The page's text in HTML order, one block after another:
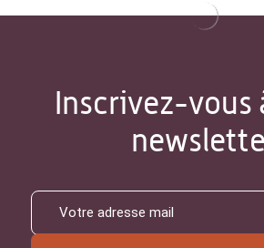
Inscrivez-vous